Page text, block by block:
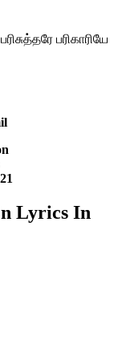
பரிகாரியே
Lyrics In